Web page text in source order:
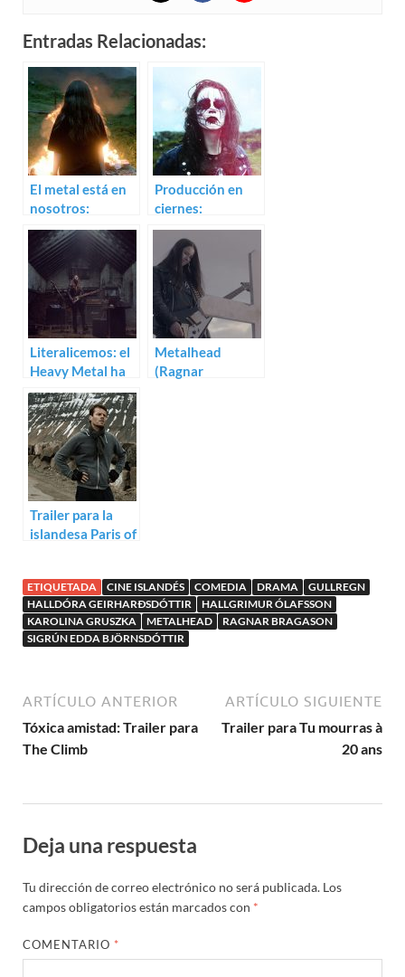
Entradas Relacionadas:
El metal está en
nosotros:
Tremendo trailer
para Metalhead
Producción en
ciernes:
Metalhead, lo
nuevo de Ragnar
Bragason
Literalicemos: el
Heavy Metal ha
nacido. Un
vistazo a
Metalhead de
Ragnar Bragason
Metalhead
(Ragnar
Trailer para la
islandesa Paris of
ETIQUETADA CINE ISLANDÉS COMEDIA DRAMA
GULLREGN
HALLDÓRA GEIRHARÐSDÓTTIR
HALLGRIMUR ÓLAFSSON
KAROLINA GRUSZKA
METALHEAD
RAGNAR BRAGASON
SIGRÚN EDDA BJÖRNSDÓTTIR
ARTÍCULO ANTERIOR
Tóxica amistad: Trailer para
The Climb
ARTÍCULO SIGUIENTE
Trailer para Tu mourras à
20 ans
Deja una respuesta
Tu dirección de correo electrónico no será publicada. Los
campos obligatorios están marcados con *
COMENTARIO *